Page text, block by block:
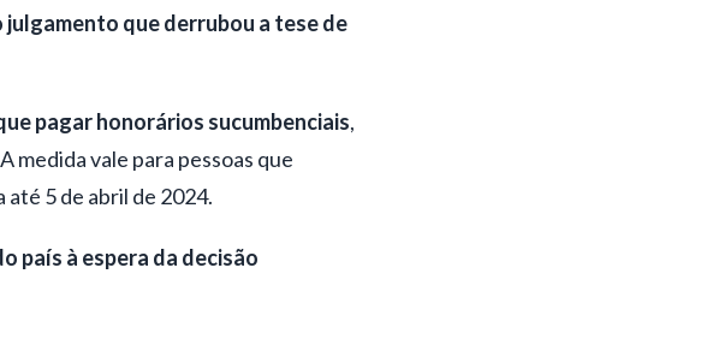
julgamento que derrubou a tese de
pagar honorários sucumbenciais,
medida vale para pessoas que
5 de abril de 2024.
país à espera da decisão